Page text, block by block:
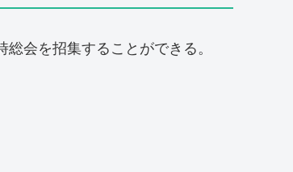
会を招集することができる。